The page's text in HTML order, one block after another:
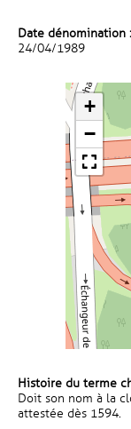
Date dénomination :
24/04/1989
+
−
Histoire du terme
Doit son nom à la
attestée dès 1594.